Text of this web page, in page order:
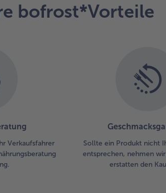
bofrost*Vorteile
Verkaufsfahrer
Sollte ein Produkt nicht
entsprechen, nehmen
erstatten den